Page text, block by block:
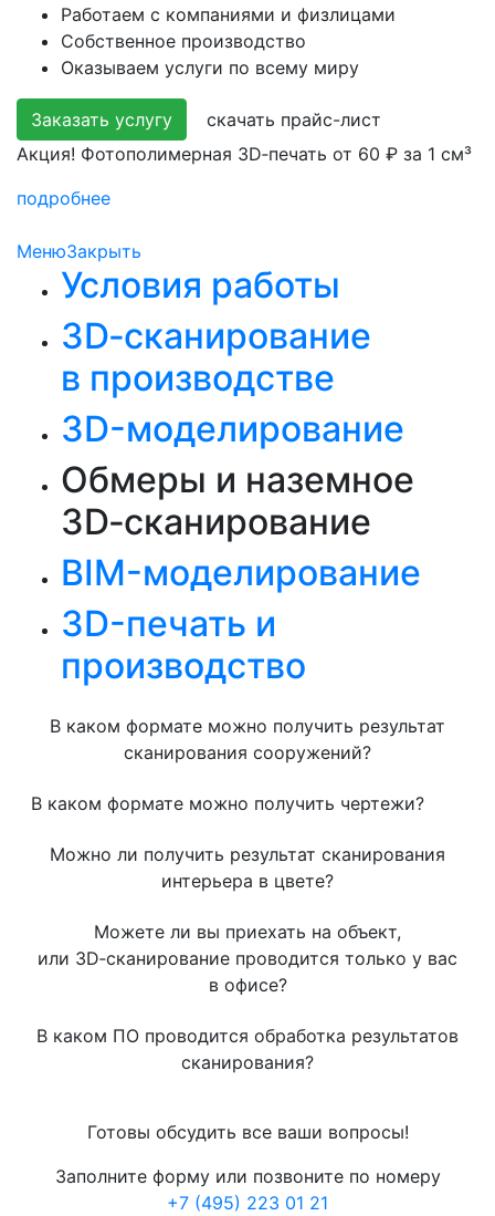
Работаем с компаниями и физлицами
Собственное производство
Оказываем услуги по всему миру
Заказать услугу
скачать прайс-лист
Акция! Фотополимерная 3D‑печать от 60 ₽ за 1 см³
подробнее
МенюЗакрыть
Условия работы
3D‑сканирование
в производстве
3D-моделирование
Обмеры и наземное
3D‑сканирование
BIM-моделирование
3D-печать и
производство
В каком формате можно получить результат
сканирования сооружений?
В каком формате можно получить чертежи?
Можно ли получить результат сканирования
интерьера в цвете?
Можете ли вы приехать на объект,
или 3D‑сканирование проводится только у вас
в офисе?
В каком ПО проводится обработка результатов
сканирования?
Готовы обсудить все ваши вопросы!
Заполните форму или позвоните по номеру
+7 (495) 223 01 21